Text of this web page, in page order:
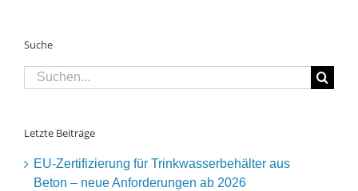
Suche
Suche
nach:
Letzte Beiträge
EU-Zertifizierung für Trinkwasserbehälter aus
Beton – neue Anforderungen ab 2026